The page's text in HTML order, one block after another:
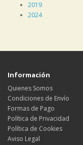
2019
2024
Información
Quienes Somos
Condiciones de Envío
Formas de Pago
Política de Privacidad
Política de Cookies
Aviso Legal